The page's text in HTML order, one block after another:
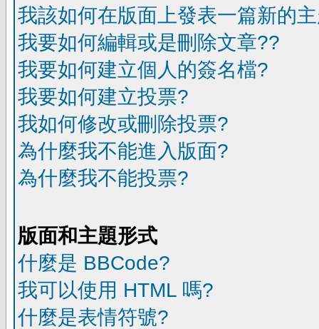
我該如何在版面上發表一篇新的
我要如何編輯或是刪除文章??
我要如何建立個人的簽名檔?
我要如何建立投票?
我如何修改或刪除投票?
為什麼我不能進入版面?
為什麼我不能投票?
版面和主題形式
什麼是 BBCode?
我可以使用 HTML 嗎?
什麼是表情符號?